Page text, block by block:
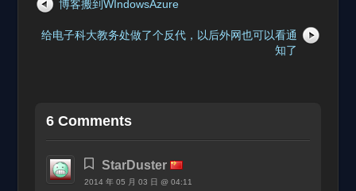
博客搬到WIndowsAzure
给电子科大教务处做了个反代，以后外网也可以看通
知了
6 Comments
StarDuster
2014 年 05 月 03 日 @ 04:11